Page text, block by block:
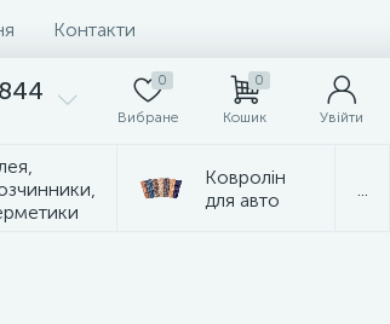
Контакти
0
Вибране
0
Кошик Увійти
Ковролін
для авто